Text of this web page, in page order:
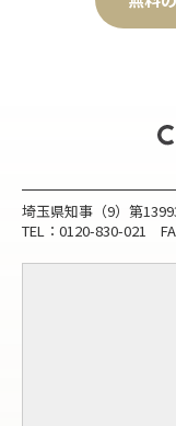
埼玉県知事（9）第
TEL：0120-830-021